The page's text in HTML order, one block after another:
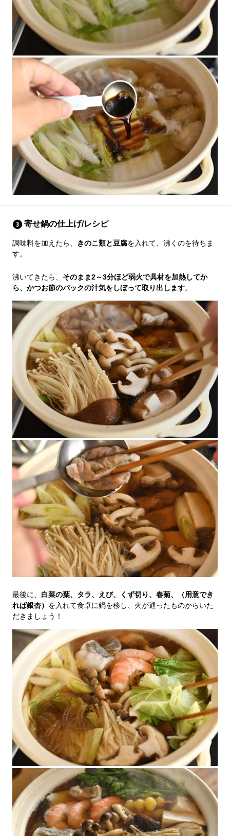
寄せ鍋の仕上げ/レシピ
調味料を加えたら、 きのこ類と豆腐を入れて、沸くのを待ちま
す。
沸いてきたら、 そのまま2～3分ほど弱火で具材を加熱してか
ら、かつお節のパックの汁気をしぼって取り出します。
最後に、 白菜の葉、タラ、えび、くず切り、春菊、（用意でき
れば銀杏） を入れて食卓に鍋を移し、火が通ったものからいた
だきましょう！